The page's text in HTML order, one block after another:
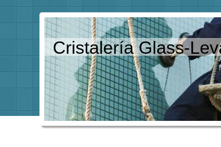
Cristalería Glass-